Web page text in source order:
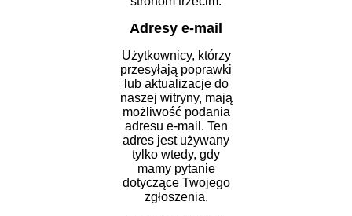
Adresy e-mail
Użytkownicy, którzy
przesyłają poprawki
lub aktualizacje do
naszej witryny, mają
możliwość podania
adresu e-mail. Ten
adres jest używany
tylko wtedy, gdy
mamy pytanie
dotyczące Twojego
zgłoszenia.